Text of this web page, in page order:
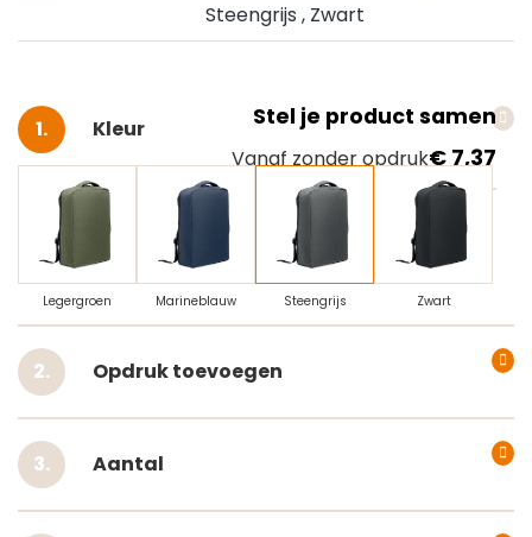
Steengrijs , Zwart
Stel je product samen
Vanaf zonder opdruk€ 7,37
Selecteer
Kleur
Legergroen Marineblauw Steengrijs Zwart
Opdruk toevoegen
Aantal